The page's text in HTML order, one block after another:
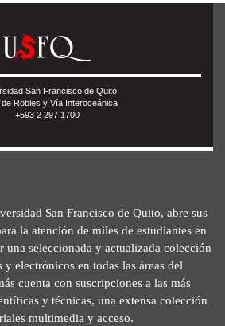
San Francisco de Quito
de Robles y Vía Interoceánica
+593 2 297 1700
San Francisco de Quito, abre sus
la atención de miles de estudiantes en
una seleccionada y actualizada colección
electrónicos en todas las áreas del
cuenta con suscripciones a las más
y técnicas, una extensa colección
multimedia y acceso.